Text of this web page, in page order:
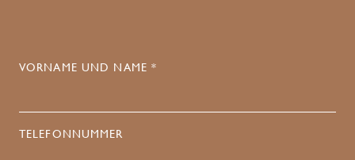
VORNAME UND NAME *
TELEFONNUMMER